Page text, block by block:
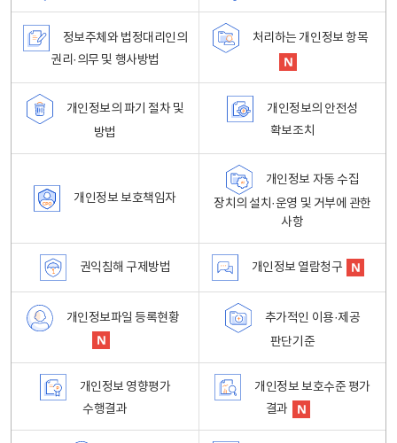
정보주체와 법정대리인의
권리·의무 및 행사방법
처리하는 개인정보 항목
개인정보의 파기 절차 및
방법
개인정보의 안전성
확보조치
개인정보 보호책임자
개인정보 자동 수집
장치의 설치·운영 및 거부에 관한
사항
권익침해 구제방법 개인정보 열람청구
개인정보파일 등록현황
추가적인 이용·제공
판단기준
개인정보 영향평가
수행결과
개인정보 보호수준 평가
결과